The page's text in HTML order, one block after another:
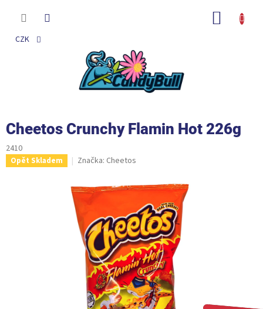
CZK
Cheetos Crunchy Flamin Hot 226g
2410
Opět Skladem Značka: Cheetos